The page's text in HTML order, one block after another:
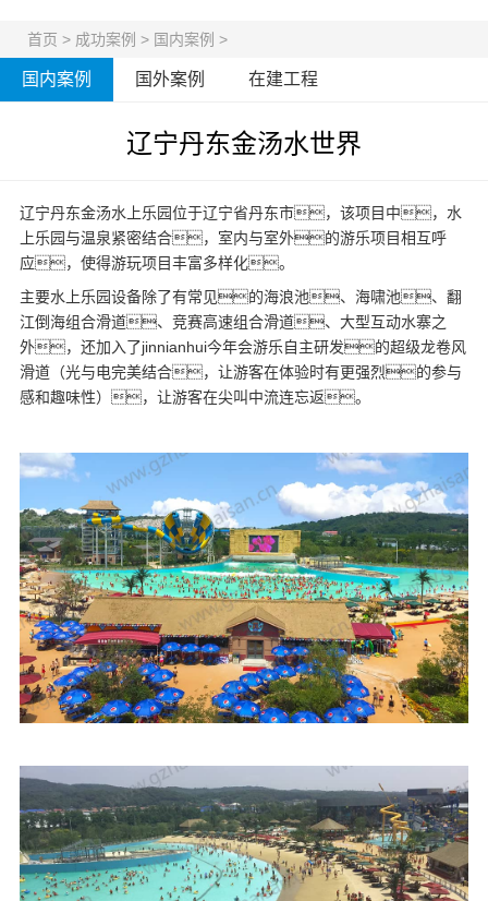
首页 > 成功案例 > 国内案例 >
国内案例 国外案例 在建工程
辽宁丹东金汤水世界
辽宁丹东金汤水上乐园位于辽宁省丹东市，该项目中，水
上乐园与温泉紧密结合，室内与室外的游乐项目相互呼
应，使得游玩项目丰富多样化。
主要水上乐园设备除了有常见的海浪池、海啸池、翻
江倒海组合滑道、竞赛高速组合滑道、大型互动水寨之
外，还加入了jinnianhui今年会游乐自主研发的超级龙卷风
滑道（光与电完美结合，让游客在体验时有更强烈的参与
感和趣味性），让游客在尖叫中流连忘返。